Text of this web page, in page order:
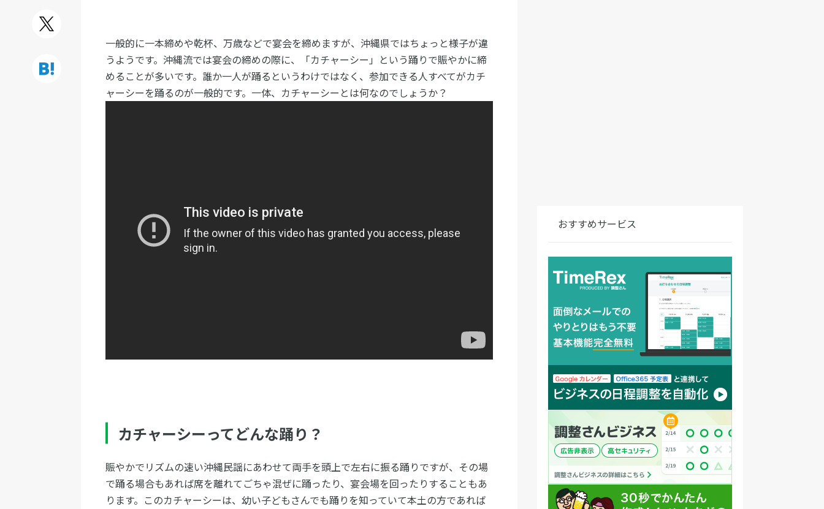
一般的に一本締めや乾杯、万歳などで宴会を締めますが、沖縄県ではちょっと様子が違
うようです。沖縄流では宴会の締めの際に、「カチャーシー」という踊りで賑やかに締
めることが多いです。誰か一人が踊るというわけではなく、参加できる人すべてがカチ
ャーシーを踊るのが一般的です。一体、カチャーシーとは何なのでしょうか？
カチャーシーってどんな踊り？
賑やかでリズムの速い沖縄民謡にあわせて両手を頭上で左右に振る踊りですが、その場
で踊る場合もあれば席を離れてごちゃ混ぜに踊ったり、宴会場を回ったりすることもあ
ります。このカチャーシーは、幼い子どもさんでも踊りを知っていて本土の方であれば
おすすめサービス